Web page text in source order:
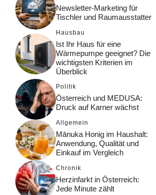
Newsletter-Marketing für
Tischler und Raumausstatter
Hausbau
Ist Ihr Haus für eine
Wärmepumpe geeignet? Die
wichtigsten Kriterien im
Überblick
Politik
Österreich und MEDUSA:
Druck auf Karner wächst
Allgemein
Mānuka Honig im Haushalt:
Anwendung, Qualität und
Einkauf im Vergleich
Chronik
Herzinfarkt in Österreich:
Jede Minute zählt